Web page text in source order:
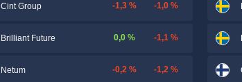
Cint Group -1,3 % -1,0 %
Brilliant Future 0,0 % -1,1 %
Netum -0,2 % -1,2 %